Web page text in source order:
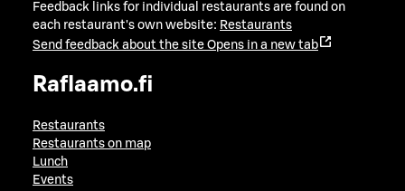
Feedback links for individual restaurants are found on
each restaurant's own website: Restaurants
Send feedback about the site Opens in a new tab
Raflaamo.fi
Restaurants
Restaurants on map
Lunch
Events